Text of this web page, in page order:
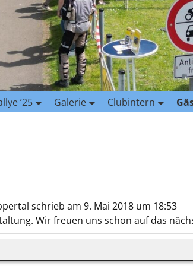
’25 Galerie Clubintern
schrieb am 9. Mai 2018 um 18:53
Wir freuen uns schon auf das